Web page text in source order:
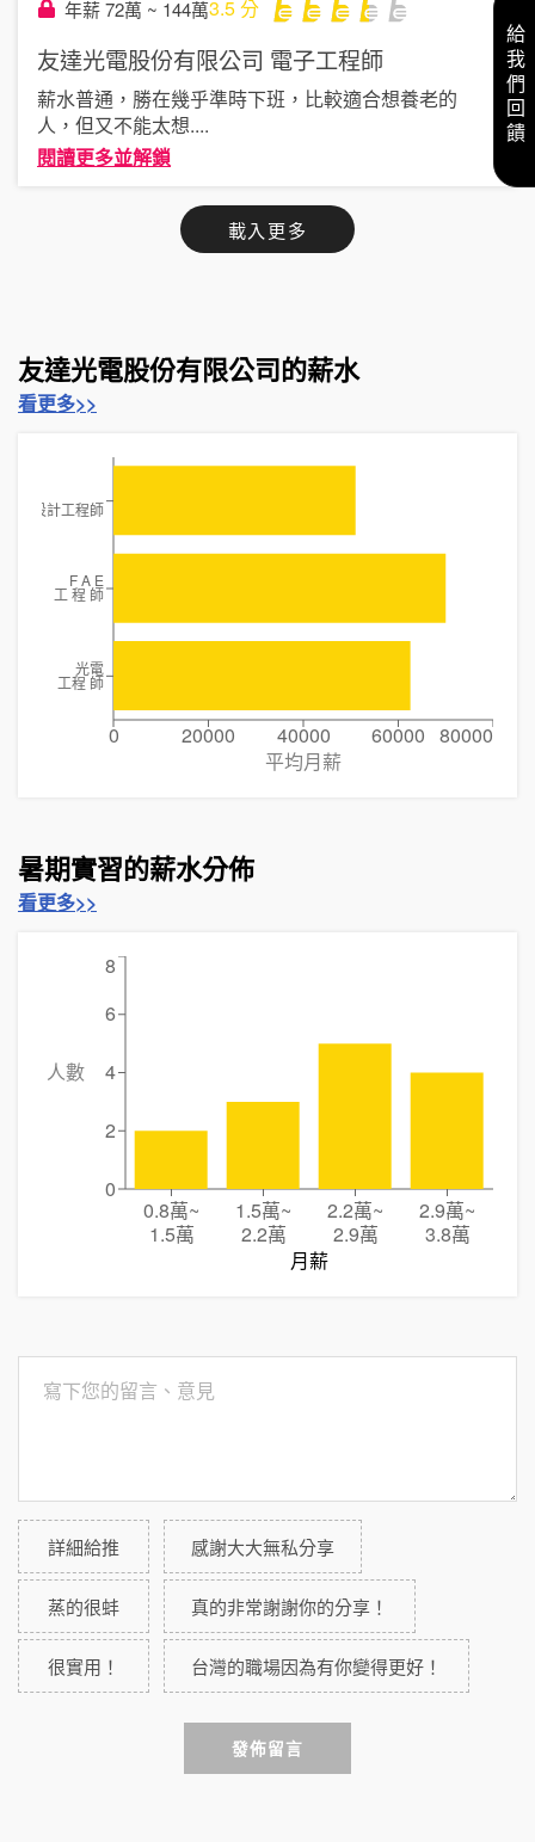
年薪 72萬 ~ 144萬3.5分
友達光電股份有限公司 電子工程師
薪水普通，勝在幾乎準時下班，比較適合想養老的
人，但又不能太想....
閱讀更多並解鎖
載入更多
友達光電股份有限公司的薪水
看更多>>
0 20000 40000 60000 80000
平均月薪
硬體設計工程師
F A E
工 程 師
光電
工程 師
暑期實習的薪水分佈
看更多>>
0.8萬~
1.5萬
1.5萬~
2.2萬
2.2萬~
2.9萬
2.9萬~
3.8萬
月薪
0
2
4
6
8
人數
詳細給推 感謝大大無私分享
蒸的很蚌 真的非常謝謝你的分享！
很實用！ 台灣的職場因為有你變得更好！
發佈留言
給我們回饋